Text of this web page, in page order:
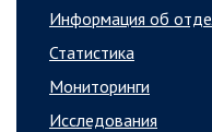
Информация об
Статистика
Мониторинги
Исследования